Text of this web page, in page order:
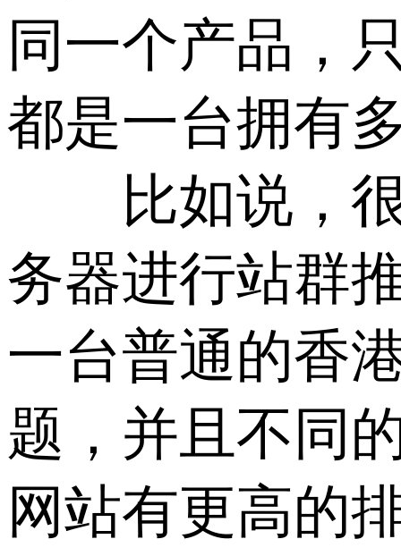
同一个产品，
都是一台拥有
比如说，很
务器进行站群
一台普通的香
题，并且不同
网站有更高的